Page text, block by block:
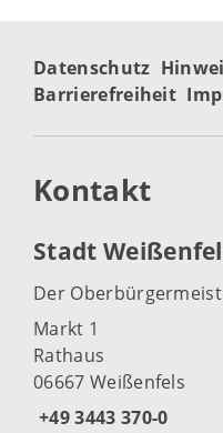
Datenschutz
Barrierefreiheit
Kontakt
Stadt
Der
Markt 1
Rathaus
06667 Weißenfels
+49 3443 370-0